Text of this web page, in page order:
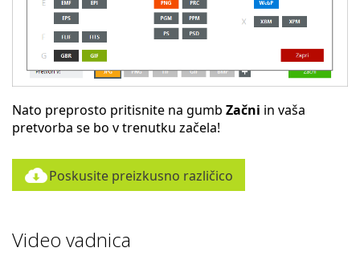
Nato preprosto pritisnite na gumb Začni in vaša
pretvorba se bo v trenutku začela!
Poskusite preizkusno različico
Video vadnica